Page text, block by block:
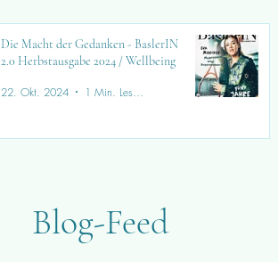
Die Macht der Gedanken - BaslerIN
2.0 Herbstausgabe 2024 / Wellbeing
22. Okt. 2024 1 Min. Lesezeit
Blog-Feed